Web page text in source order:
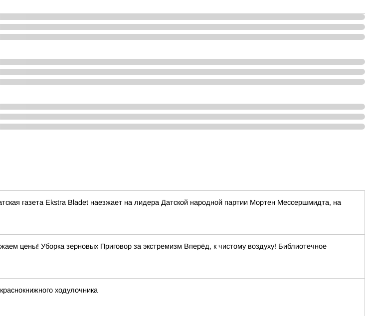
газета Ekstra Bladet наезжает на лидера Датской народной партии Мортен Мессершмидта, на
Уборка зерновых Приговор за экстремизм Вперёд, к чистому воздуху! Библиотечное
ходулочника